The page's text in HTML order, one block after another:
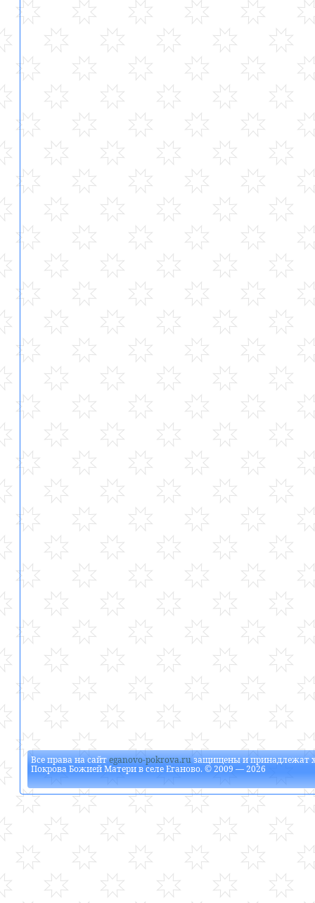
Все права на сайтeganovo-pokrova.ruзащищены и принадлежат
Покрова Божией Матери в селе Еганово. © 2009 — 2026